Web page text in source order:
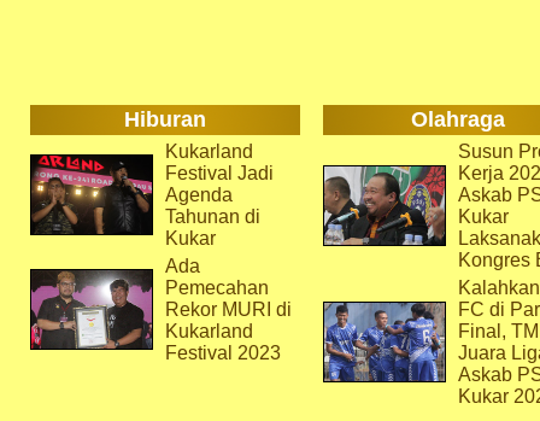
Hiburan Olahraga
Kukarland
Festival Jadi
Agenda
Tahunan di
Kukar
Ada
Pemecahan
Rekor MURI di
Kukarland
Festival 2023
Susun
Kerja
Askab
Kukar
Kongres
FC di
Final,
Juara
Askab
Kukar